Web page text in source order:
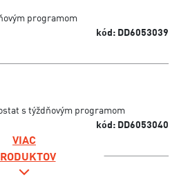
programom
kód: DD6053039
s týždňovým programom
kód: DD6053040
VIAC